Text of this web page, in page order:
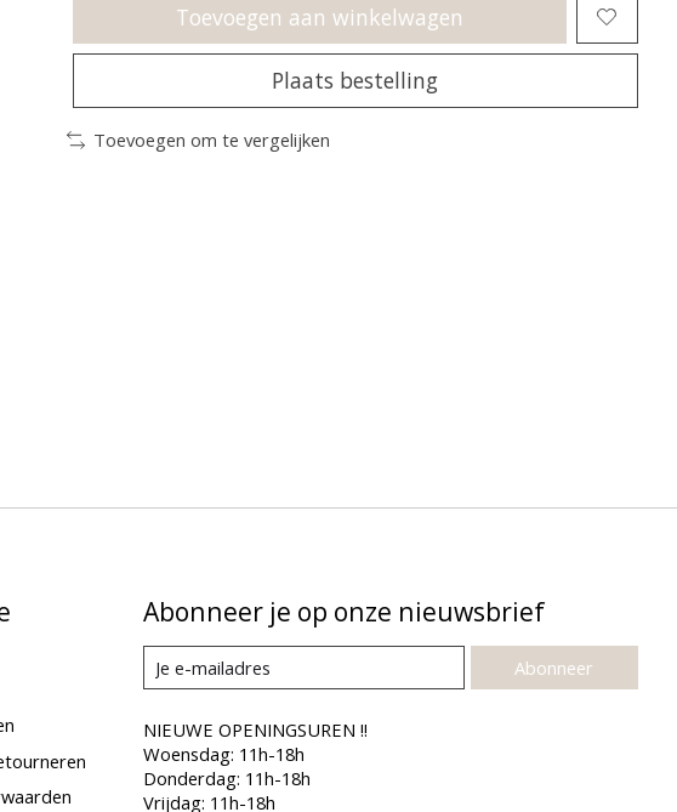
Toevoegen aan winkelwagen
Plaats bestelling
Toevoegen om te vergelijken
Abonneer je op onze nieuwsbrief
Abonneer
NIEUWE OPENINGSUREN !!
Woensdag: 11h-18h
Donderdag: 11h-18h
Vrijdag: 11h-18h